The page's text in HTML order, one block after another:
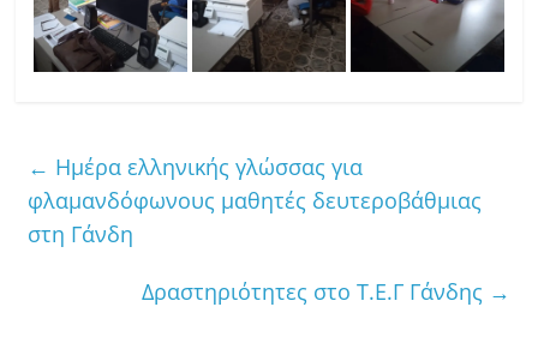
← Ημέρα ελληνικής γλώσσας για
φλαμανδόφωνους μαθητές δευτεροβάθμιας
στη Γάνδη
Δραστηριότητες στο Τ.Ε.Γ Γάνδης →